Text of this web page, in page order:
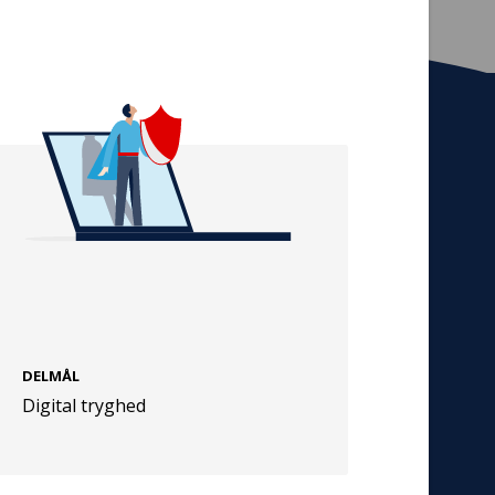
DELMÅL
Digital tryghed
Tilmeld nyhedsbrev
De seneste nyheder om TrygFondens og
TryghedsGruppens aktiviteter direkte i din
indbakke.
Persondata